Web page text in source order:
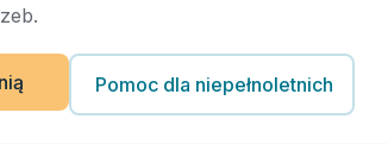
Pomoc dla niepełnoletnich